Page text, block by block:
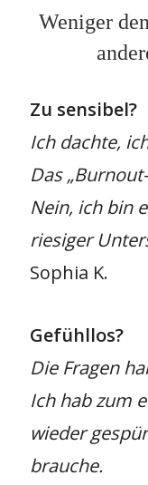
Weniger
Zu sensibel?
Ich dachte,
Das
Nein, ich bin
riesiger
Sophia K.
Gefühllos?
Die Fragen
Ich hab zum
wieder
brauche.